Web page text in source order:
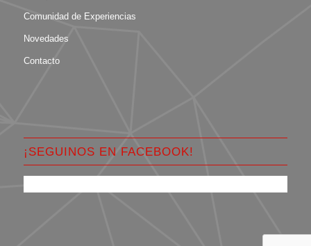
Comunidad de Experiencias
Novedades
Contacto
¡SEGUINOS EN FACEBOOK!